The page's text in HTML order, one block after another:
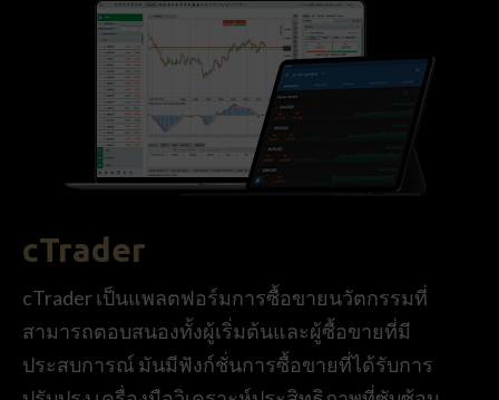
cTrader
cTrader เป็นแพลตฟอร์มการซื้อขายนวัตกรรมที่
สามารถตอบสนองทั้งผู้เริ่มต้นและผู้ซื้อขายที่มี
ประสบการณ์ มันมีฟังก์ชั่นการซื้อขายที่ได้รับการ